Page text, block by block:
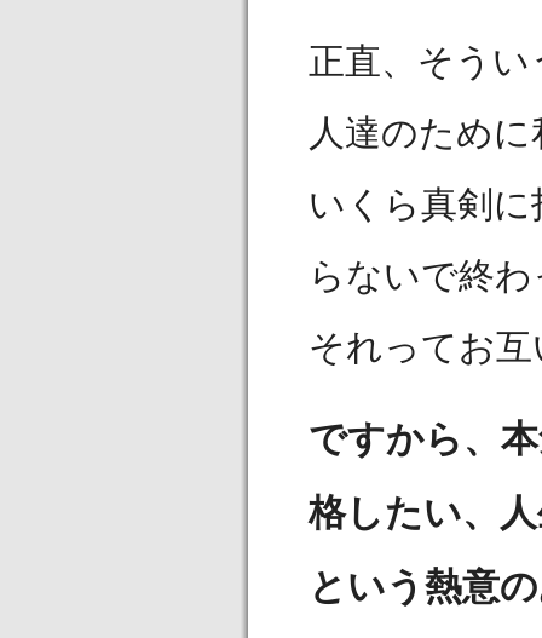
正直、そう
人達のために
いくら真剣
らないで終
それってお
ですから、
格したい、
という熱意